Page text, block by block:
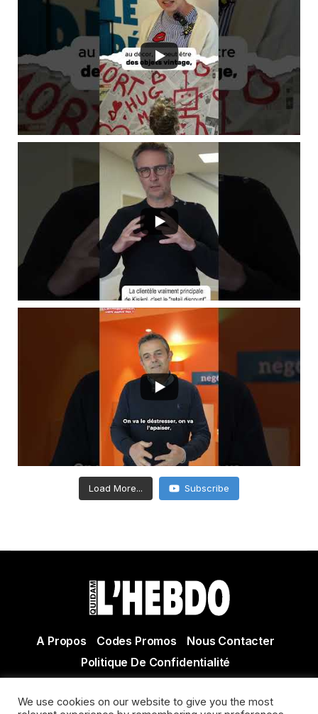
Load More... Subscribe
A Propos Codes Promos
Nous Contacter
Politique De Confidentialité
Actualité Agen - Actualité en lot et Garonne - Actualité
We use cookies on our website to give you the most